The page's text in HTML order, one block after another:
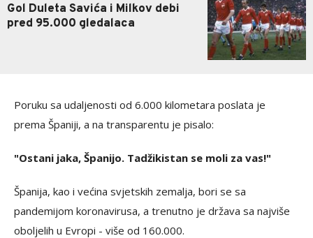
Gol Duleta Savića i Milkov debi
pred 95.000 gledalaca
Poruku sa udaljenosti od 6.000 kilometara poslata je
prema Španiji, a na transparentu je pisalo:
"Ostani jaka, Španijo. Tadžikistan se moli za vas!"
Španija, kao i većina svjetskih zemalja, bori se sa
pandemijom koronavirusa, a trenutno je država sa najviše
oboljelih u Evropi - više od 160.000.